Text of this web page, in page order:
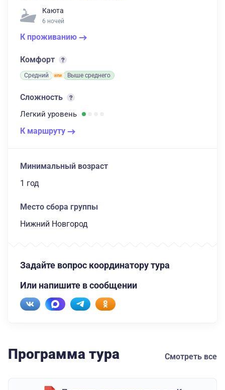
Каюта
6 ночей
К проживанию
Комфорт
Средний Выше среднего
Сложность
Легкий уровень
К маршруту
Минимальный возраст
1 год
Место сбора группы
Нижний Новгород
Задайте вопрос координатору тура
Или напишите в сообщении
Программа тура Смотреть все